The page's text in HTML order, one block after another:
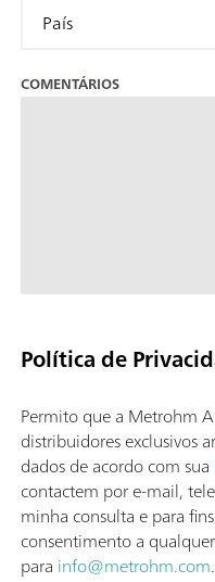
País
COMENTÁRIOS
Política de
Permito que a Metrohm
distribuidores exclusivos
dados de acordo com sua
contactem por e-mail,
minha consulta e para
consentimento a
para info@metrohm.com.